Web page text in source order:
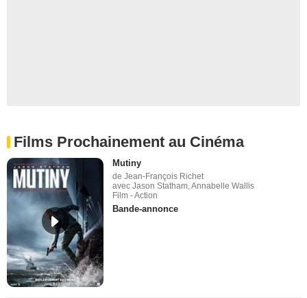
Films Prochainement au Cinéma
Mutiny
de Jean-François Richet
avec Jason Statham, Annabelle Wallis
Film - Action
Bande-annonce